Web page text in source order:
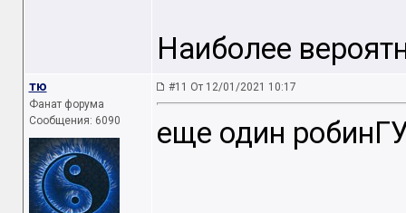
Наиболее
тю
Фанат форума
Сообщения: 6090
#11 От 12/01/2021 10:17
еще один